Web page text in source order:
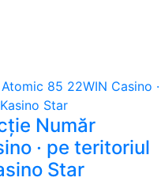
85 22WIN Casino ·
Star
Număr
· pe teritoriul
Star